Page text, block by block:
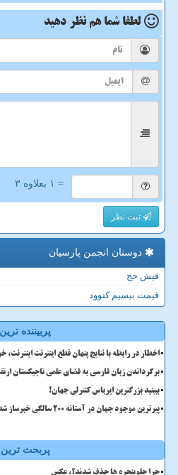
لطفا شما هم نظر دهید
= ۱ بعلاوه ۳
ثبت نظر
دوستان انجمن پارسیان
فیش حج
قیمت بیسیم کنوود
پربیننده
اخطار در رابطه با نتایج پنهان قطع اینترنت
برگرداندن زبان فارسی به فضای علمی تاجیکستان
ببینید بزرگترین ایرباس کنترلی جهان!
پیرترین موجود جهان در آستانه ۲۰۰ سالگی خبرساز شد
پربحث ترین
چرا جلوپنجره ها حذف شدند؟، عکس